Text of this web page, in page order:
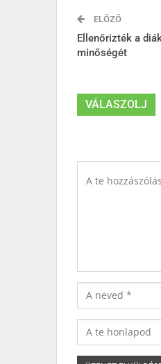
ELŐZŐ
Ellenőrizték a
minőségét
VÁLASZOLJ